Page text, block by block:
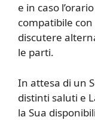
e in caso
compatibile
discutere
le parti.
In attesa di un
distinti saluti e
la Sua